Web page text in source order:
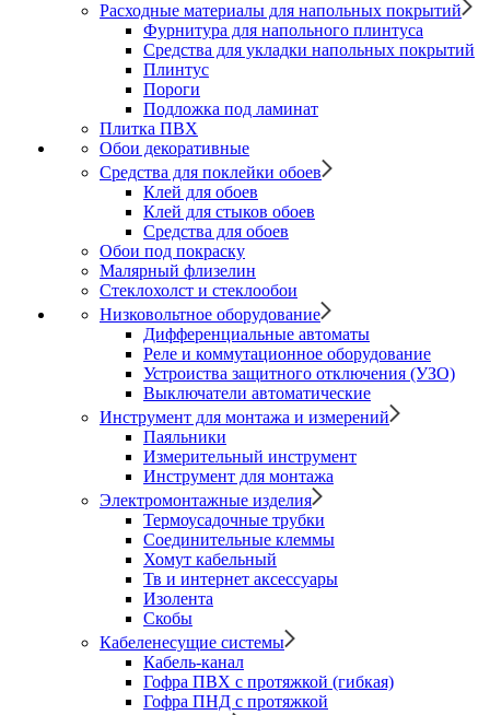
Расходные материалы для напольных покрытий
Фурнитура для напольного плинтуса
Средства для укладки напольных покрытий
Плинтус
Пороги
Подложка под ламинат
Плитка ПВХ
Обои декоративные
Средства для поклейки обоев
Клей для обоев
Клей для стыков обоев
Средства для обоев
Обои под покраску
Малярный флизелин
Стеклохолст и стеклообои
Низковольтное оборудование
Дифференциальные автоматы
Реле и коммутационное оборудование
Устроиства защитного отключения (УЗО)
Выключатели автоматические
Инструмент для монтажа и измерений
Паяльники
Измерительный инструмент
Инструмент для монтажа
Электромонтажные изделия
Термоусадочные трубки
Соединительные клеммы
Хомут кабельный
Тв и интернет аксессуары
Изолента
Скобы
Кабеленесущие системы
Кабель-канал
Гофра ПВХ с протяжкой (гибкая)
Гофра ПНД с протяжкой